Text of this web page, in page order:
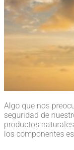
Algo que nos
seguridad de
productos
los componentes